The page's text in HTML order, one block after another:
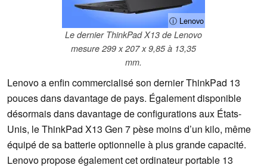
ⓘ Lenovo
Le dernier ThinkPad X13 de Lenovo
mesure 299 x 207 x 9,85 à 13,35
mm.
Lenovo a enfin commercialisé son dernier ThinkPad 13
pouces dans davantage de pays. Également disponible
désormais dans davantage de configurations aux États-
Unis, le ThinkPad X13 Gen 7 pèse moins d’un kilo, même
équipé de sa batterie optionnelle à plus grande capacité.
Lenovo propose également cet ordinateur portable 13